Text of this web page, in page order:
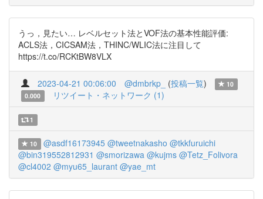
うっ，見たい… レベルセット法とVOF法の基本性能評価:
ACLS法，CICSAM法，THINC/WLIC法に注目して
https://t.co/RCKtBW8VLX
2023-04-21 00:06:00 @dmbrkp_ (投稿一覧)
10
0.000
リツイート・ネットワーク (1)
1
10 @asdf16173945 @tweetnakasho @tkkfuruichi
@bin319552812931 @smorizawa @kujms @Tetz_Folivora
@cl4002 @myu65_laurant @yae_mt